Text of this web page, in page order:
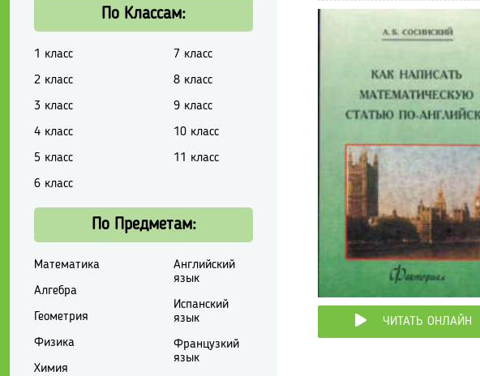
ЧИТАТЬ ОНЛАЙН
По Классам:
1 класс
2 класс
3 класс
4 класс
5 класс
6 класс
7 класс
8 класс
9 класс
10 класс
11 класс
По Предметам:
Математика
Алгебра
Геометрия
Физика
Химия
Английский
язык
Испанский
язык
Французкий
язык